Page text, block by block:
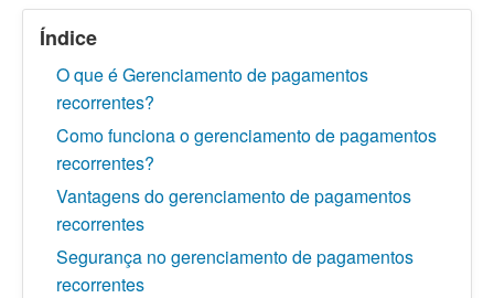
Índice
O que é Gerenciamento de pagamentos
recorrentes?
Como funciona o gerenciamento de pagamentos
recorrentes?
Vantagens do gerenciamento de pagamentos
recorrentes
Segurança no gerenciamento de pagamentos
recorrentes